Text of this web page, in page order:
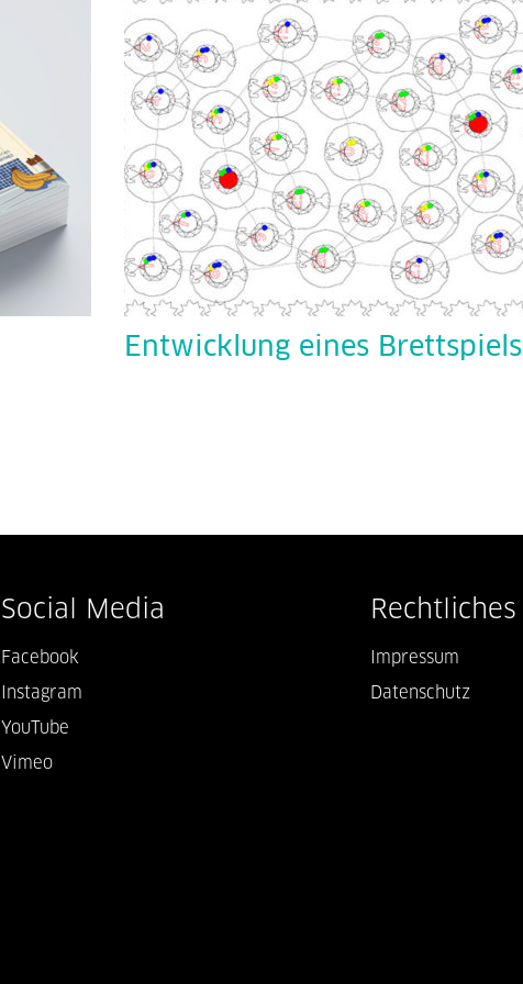
Entwicklung eines Brettspiels
Social Media
Facebook
Instagram
YouTube
Vimeo
Rechtliches
Impressum
Datenschutz